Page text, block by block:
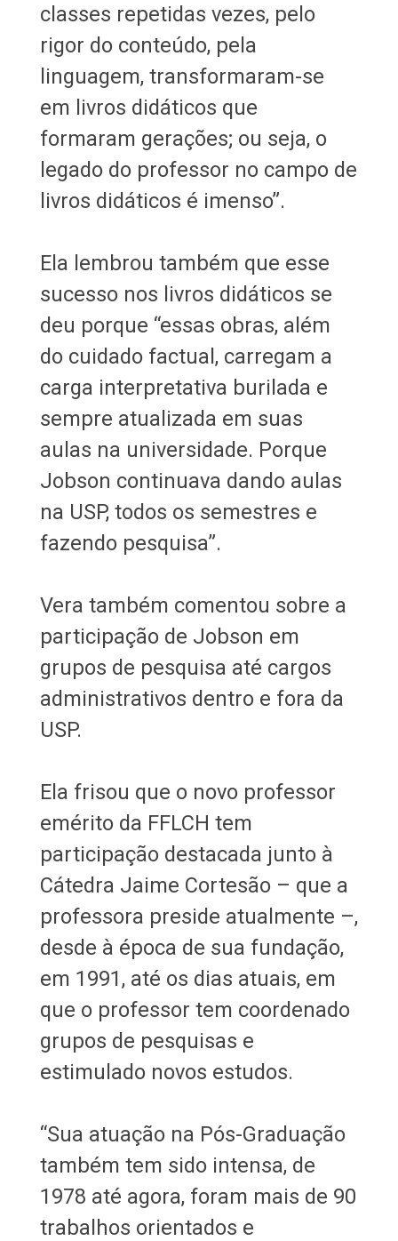
classes repetidas vezes, pelo
rigor do conteúdo, pela
linguagem, transformaram-se
em livros didáticos que
formaram gerações; ou seja, o
legado do professor no campo de
livros didáticos é imenso”.
Ela lembrou também que esse
sucesso nos livros didáticos se
deu porque “essas obras, além
do cuidado factual, carregam a
carga interpretativa burilada e
sempre atualizada em suas
aulas na universidade. Porque
Jobson continuava dando aulas
na USP, todos os semestres e
fazendo pesquisa”.
Vera também comentou sobre a
participação de Jobson em
grupos de pesquisa até cargos
administrativos dentro e fora da
USP.
Ela frisou que o novo professor
emérito da FFLCH tem
participação destacada junto à
Cátedra Jaime Cortesão – que a
professora preside atualmente –,
desde à época de sua fundação,
em 1991, até os dias atuais, em
que o professor tem coordenado
grupos de pesquisas e
estimulado novos estudos.
“Sua atuação na Pós-Graduação
também tem sido intensa, de
1978 até agora, foram mais de 90
trabalhos orientados e